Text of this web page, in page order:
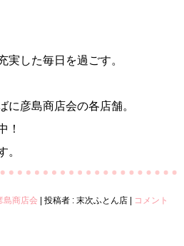
実した毎日を過ごす。
に彦島商店会の各店舗。
！
。
島商店会 投稿者 : 末次ふとん店 コメント